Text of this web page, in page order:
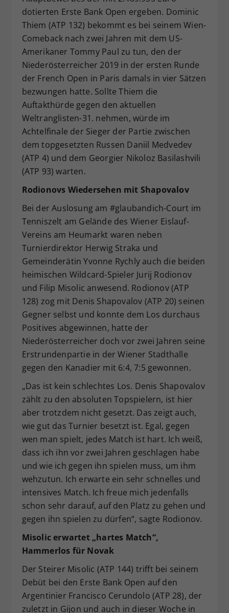
dotierten Erste Bank Open ergeben. Dominic
Thiem (ATP 132) bekommt es bei seinem Wien-
Comeback nach zwei Jahren mit dem US-
Amerikaner Tommy Paul zu tun, den der
Niederösterreicher 2019 in der ersten Runde
der French Open in Paris damals in vier Sätzen
bezwungen hatte. Sollte Thiem die
Auftakthürde gegen den aktuellen
Weltranglisten-31. nehmen, würde im
Achtelfinale der Sieger der Partie zwischen
dem topgesetzten Russen Daniil Medvedev
(ATP 4) und dem Georgier Nikoloz Basilashvili
(ATP 93) warten.
Rodionovs Wiedersehen mit Shapovalov
Bei der Auslosung am #glaubandich-Court im
Tenniszelt am Gelände des Wiener Eislauf-
Vereins am Heumarkt waren neben
Turnierdirektor Herwig Straka und
Gemeinderätin Yvonne Rychly auch die beiden
heimischen Wildcard-Spieler Jurij Rodionov
und Filip Misolic anwesend. Rodionov (ATP
128) zog mit Denis Shapovalov (ATP 20) seinen
Gegner selbst und konnte dem Los durchaus
Positives abgewinnen, hatte der
Niederösterreicher doch vor zwei Jahren seine
Erstrundenpartie in der Wiener Stadthalle
gegen den Kanadier mit 6:4, 7:5 gewonnen.
„Das ist kein schlechtes Los. Denis Shapovalov
zählt zu den absoluten Topspielern, ist hier
aber trotzdem nicht gesetzt. Das zeigt auch,
wie gut das Turnier besetzt ist. Egal, gegen
wen man spielt, jedes Match ist hart. Ich weiß,
dass ich ihn vor zwei Jahren geschlagen habe
und wie ich gegen ihn spielen muss, um ihm
wehzutun. Ich erwarte ein sehr schnelles und
intensives Match. Ich freue mich jedenfalls
schon sehr darauf, auf den Platz zu gehen und
gegen ihn spielen zu dürfen“, sagte Rodionov.
Misolic erwartet „hartes Match“,
Hammerlos für Novak
Der Steirer Misolic (ATP 144) trifft bei seinem
Debüt bei den Erste Bank Open auf den
Argentinier Francisco Cerundolo (ATP 28), der
zuletzt in Gijon und auch in dieser Woche in
Zweck
Dieser Wert speichert Ihre Consent-
Einstellungen. Unter anderem eine
zufällig generierte ID, für die
historische Speicherung Ihrer
vorgenommen Einstellungen, falls der
Webseiten-Betreiber dies eingestellt
hat.